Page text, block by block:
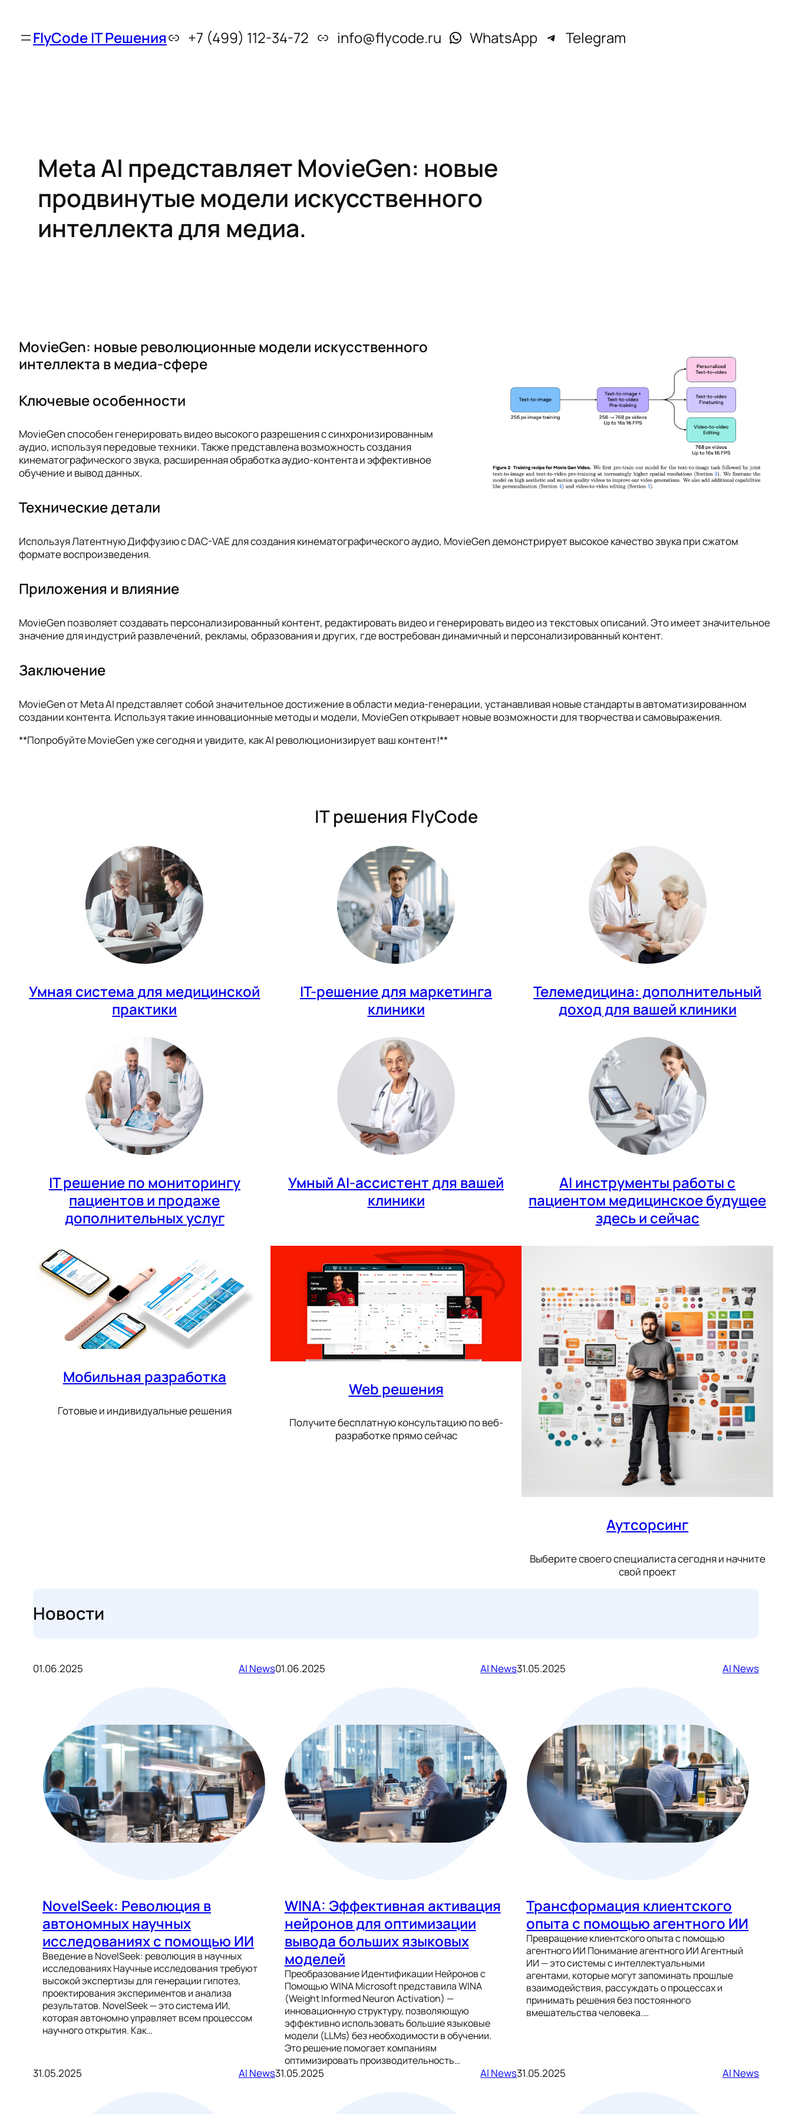
FlyCode IT Решения +7 (499) 112-34-72 info@flycode.ru WhatsApp Telegram
Meta AI представляет MovieGen: новые
продвинутые модели искусственного
интеллекта для медиа.
MovieGen: новые революционные модели искусственного
интеллекта в медиа-сфере
Ключевые особенности
MovieGen способен генерировать видео высокого разрешения с синхронизированным
аудио, используя передовые техники. Также представлена возможность создания
кинематографического звука, расширенная обработка аудио-контента и эффективное
обучение и вывод данных.
Технические детали
Используя Латентную Диффузию с DAC-VAE для создания кинематографического аудио, MovieGen демонстрирует высокое качество звука при сжатом
формате воспроизведения.
Приложения и влияние
MovieGen позволяет создавать персонализированный контент, редактировать видео и генерировать видео из текстовых описаний. Это имеет значительное
значение для индустрий развлечений, рекламы, образования и других, где востребован динамичный и персонализированный контент.
Заключение
MovieGen от Meta AI представляет собой значительное достижение в области медиа-генерации, устанавливая новые стандарты в автоматизированном
создании контента. Используя такие инновационные методы и модели, MovieGen открывает новые возможности для творчества и самовыражения.
**Попробуйте MovieGen уже сегодня и увидите, как AI революционизирует ваш контент!**
IT решения FlyCode
Умная система для медицинской
практики
IT-решение для маркетинга
клиники
Телемедицина: дополнительный
доход для вашей клиники
IT решение по мониторингу
пациентов и продаже
дополнительных услуг
Умный AI-ассистент для вашей
клиники
AI инструменты работы с
пациентом медицинское будущее
здесь и сейчас
Мобильная разработка
Готовые и индивидуальные решения
Web решения
Получите бесплатную консультацию по веб-
разработке прямо сейчас
Аутсорсинг
Выберите своего специалиста сегодня и начните
свой проект
Новости
01.06.2025 AI News
NovelSeek: Революция в
автономных научных
исследованиях с помощью ИИ
Введение в NovelSeek: революция в научных
исследованиях Научные исследования требуют
высокой экспертизы для генерации гипотез,
проектирования экспериментов и анализа
результатов. NovelSeek — это система ИИ,
которая автономно управляет всем процессом
научного открытия. Как…
01.06.2025 AI News
WINA: Эффективная активация
нейронов для оптимизации
вывода больших языковых
моделей
Преобразование Идентификации Нейронов с
Помощью WINA Microsoft представила WINA
(Weight Informed Neuron Activation) —
инновационную структуру, позволяющую
эффективно использовать большие языковые
модели (LLMs) без необходимости в обучении.
Это решение помогает компаниям
оптимизировать производительность…
31.05.2025 AI News
Трансформация клиентского
опыта с помощью агентного ИИ
Превращение клиентского опыта с помощью
агентного ИИ Понимание агентного ИИ Агентный
ИИ — это системы с интеллектуальными
агентами, которые могут запоминать прошлые
взаимодействия, рассуждать о процессах и
принимать решения без постоянного
вмешательства человека.…
31.05.2025 AI News31.05.2025 AI News31.05.2025 AI News